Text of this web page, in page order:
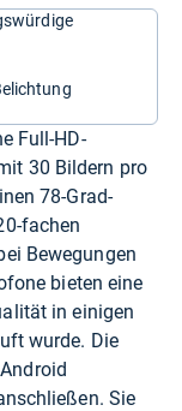
Full-HD-
30 Bildern pro
78-Grad-
fachen
Bewegungen
bieten eine
in einigen
wurde. Die
Sie